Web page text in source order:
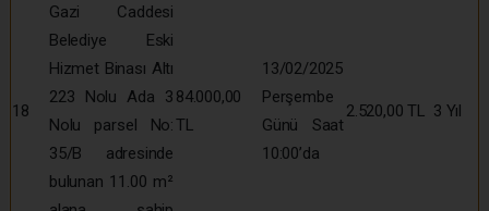
18
Gazi Caddesi
Belediye Eski
Hizmet Binası Altı
223 Nolu Ada 3
Nolu parsel No:
35/B adresinde
bulunan 11.00 m²
84.000,00
TL
13/02/2025
Perşembe
Günü Saat
10:00’da
2.520,00 TL 3 Yıl